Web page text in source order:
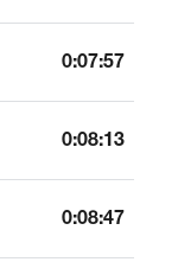
0:07:57
0:08:13
0:08:47